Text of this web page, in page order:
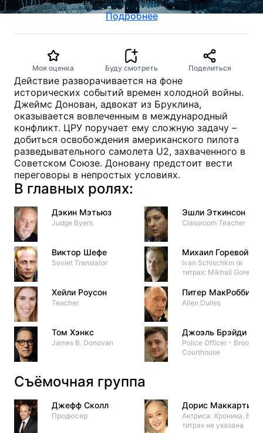
Подробнее
Моя оценка Буду смотреть Поделиться
Действие разворачивается на фоне
исторических событий времен холодной войны.
Джеймс Донован, адвокат из Бруклина,
оказывается вовлеченным в международный
конфликт. ЦРУ поручает ему сложную задачу –
добиться освобождения американского пилота
разведывательного самолета U2, захваченного в
Советском Союзе. Доновану предстоит вести
переговоры в непростых условиях.
В главных ролях:
Дэкин Мэтьюз
Judge Byers
Виктор Шефе
Soviet Translator
Хейли Роусон
Teacher
Том Хэнкс
James B. Donovan
Эшли Эткинсон
Classroom Teacher
Михаил Горевой
Ivan Schischkin (в
титрах: Mikhail
Питер МакРобби
Allen Dulles
Джоэль Брэйди
Police Officer - Brooklyn
Courthouse
Съёмочная группа
Джефф Сколл
Продюсер
Дорис Маккарти
Актриса: Хроника, В
титрах не указана